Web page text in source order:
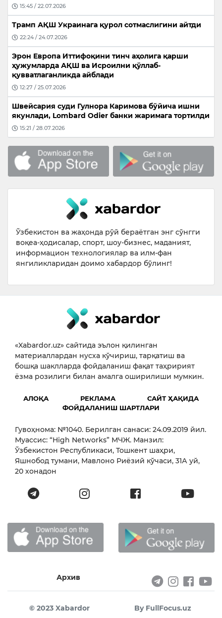
15:45 / 22.07.2026
Трамп АҚШ Украинага қурол сотмаслигини айтди
22:24 / 24.07.2026
Эрон Европа Иттифоқини тинч аҳолига қарши
ҳужумларда АҚШ ва Исроилни қўллаб-
қувватлаганликда айблади
12:27 / 25.07.2026
Швейсария суди Гулнора Каримова бўйича ишни
якунлади, Lombard Odier банки жаримага тортилди
15:21 / 28.07.2026
Ўзбекистон ва жаҳонда рўй бераётган энг сўнгги
воқеа-ҳодисалар, спорт, шоу-бизнес, маданият,
информацион технологиялар ва илм-фан
янгиликларидан доимо хабардор бўлинг!
«Xabardor.uz» сайтида эълон қилинган
материаллардан нусха кўчириш, тарқатиш ва
бошқа шаклларда фойдаланиш фақат таҳририят
ёзма розилиги билан амалга оширилиши мумкин.
АЛОҚА РЕКЛАМА
САЙТ ҲАҚИДА
ФОЙДАЛАНИШ ШАРТЛАРИ
Гувоҳнома: №1040. Берилган санаси: 24.09.2019 йил.
Муассис: “High Networks” МЧЖ. Манзил:
Ўзбекистон Республикаси, Тошкент шаҳри,
Яшнобод тумани, Мавлоно Риёзий кўчаси, 31А уй,
20 хонадон
Архив
© 2023 Xabardor By FullFocus.uz